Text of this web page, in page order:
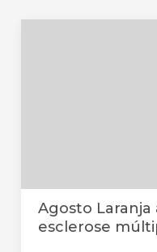
Agosto Laranja
esclerose